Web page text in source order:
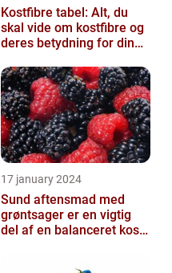
Kostfibre tabel: Alt, du
skal vide om kostfibre og
deres betydning for din
17 january 2024
Sund aftensmad med
grøntsager er en vigtig
del af en balanceret kost,